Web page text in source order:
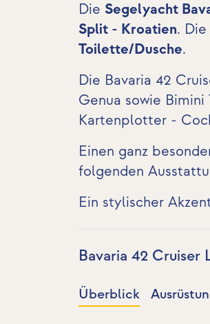
Die Segelyacht
Split - Kroatien.
Toilette/Dusche.
Die Bavaria 42
Genua sowie
Kartenplotter -
Einen ganz
folgenden
Ein stylischer
Bavaria 42 Cruiser
Überblick